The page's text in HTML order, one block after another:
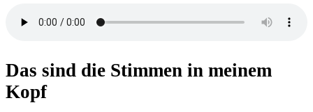
Das sind die Stimmen in meinem
Kopf